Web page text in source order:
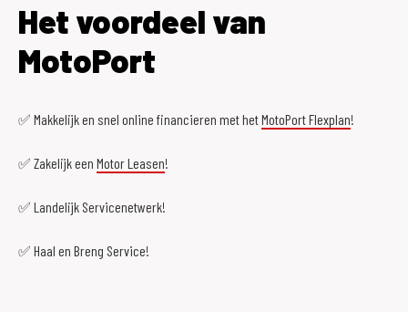
Het voordeel van
MotoPort
✅ Makkelijk en snel online financieren met hetMotoPort Flexplan!
✅ Zakelijk een Motor Leasen!
✅ Landelijk Servicenetwerk!
✅ Haal en Breng Service!